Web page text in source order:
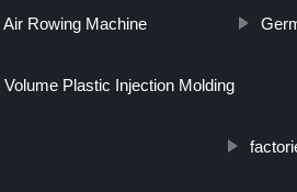
Air Rowing Machine
Volume Plastic Injection Molding